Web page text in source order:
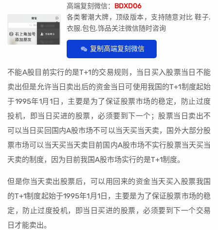
高端复刻微信： BDXD06
各类奢潮大牌，顶级版本，支持随意对比 鞋子.
衣服.包包.饰品关注微信随时咨询
复制高端复刻微信
不能A股目前实行的是T+1的交易规则，当日买入股票当日不能
卖出但是允许当日卖出后的资金当日可使用我国的T+1制度起始
于1995年1月1日，主要是为了保证股票市场的稳定，防止过度
投机，即当日买进的股票，必须要到下一个；股票当日卖出不
可以当日买回国内A股市场不可以当天买当天卖，国外大部分股
票市场可以当天买当天卖目前国内A股市场不实行股票当天买当
天卖的制度，因为目前我国A股市场实行的是T+1制度。
但是你当天卖出股票后，可以用回来的资金当天买入股票我国
的T+1制度起始于1995年1月1日，主要是为了保证股票市场的稳
定，防止过度投机，即当日买进的股票，必须要到下一个交易
日才能卖出。